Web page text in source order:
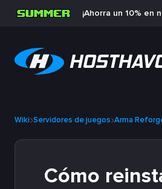
¡Ahorra un 10% en
Wiki Servidores de juegos Arma
Cómo